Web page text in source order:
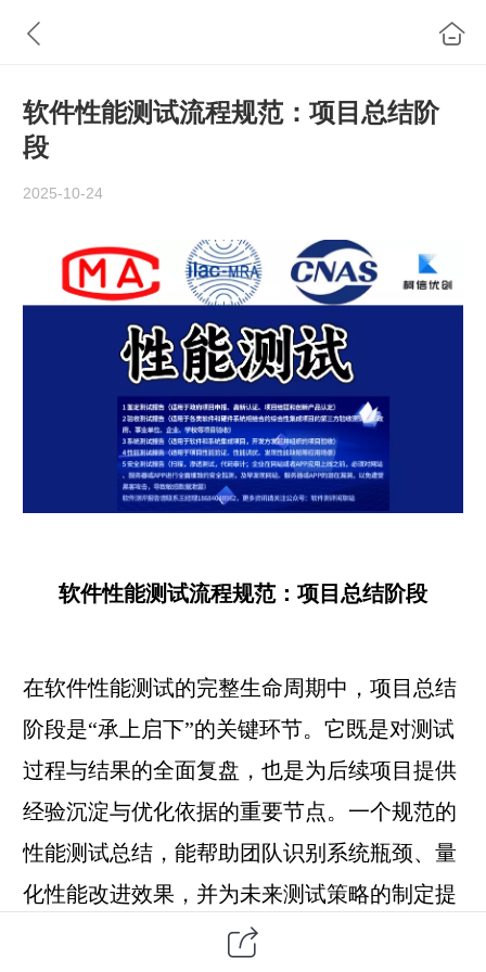
软件性能测试流程规范：项目总结阶
段
2025-10-24
软件性能测试流程规范：项目总结阶段
在软件性能测试的完整生命周期中，项目总结
阶段是“承上启下”的关键环节。它既是对测试
过程与结果的全面复盘，也是为后续项目提供
经验沉淀与优化依据的重要节点。一个规范的
性能测试总结，能帮助团队识别系统瓶颈、量
化性能改进效果，并为未来测试策略的制定提